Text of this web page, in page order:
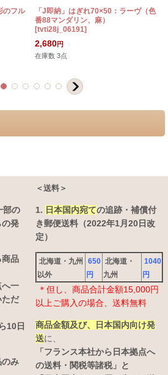
のフル
「J即納」はぎれ70×50：ラーヴ（色
番88マンダリン、麻）
[tvti28j_06191]
2,680円
在庫数 3点
部の
の発
商品
へ一
ただ
10日
のみ
＜送料＞
1. 日本国内宛ての追跡・補償付
き郵便送料（2022年1月20日改
定）
北海道・九州
以外
650
円
北海道・
九州
1040
円
＊但し、商品合計金額15,000円
以上ご購入の場合、送料無料
商品金額及び、日本国内向け発
送に、
「フランス本社から日本拠点へ
の送料・関税等諸税」と